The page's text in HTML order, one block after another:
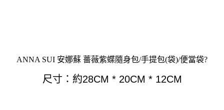
ANNA SUI 安娜蘇 薔薇紫蝶隨身包/手提包(袋)/便當袋?
尺寸：約28CM * 20CM * 12CM